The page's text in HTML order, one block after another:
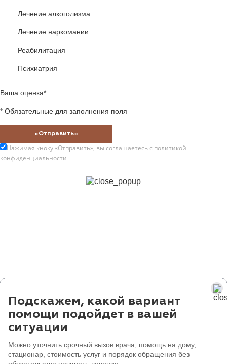
Лечение алкоголизма
Лечение наркомании
Реабилитация
Психиатрия
Ваша оценка*
* Обязательные для заполнения поля
«Отправить»
Нажимая кноку «Отправить», вы соглашаетесь с политикой
конфиденциальности
Подскажем, какой вариант
помощи подойдет в вашей
ситуации
Можно уточнить срочный вызов врача, помощь на дому,
стационар, стоимость услуг и порядок обращения без